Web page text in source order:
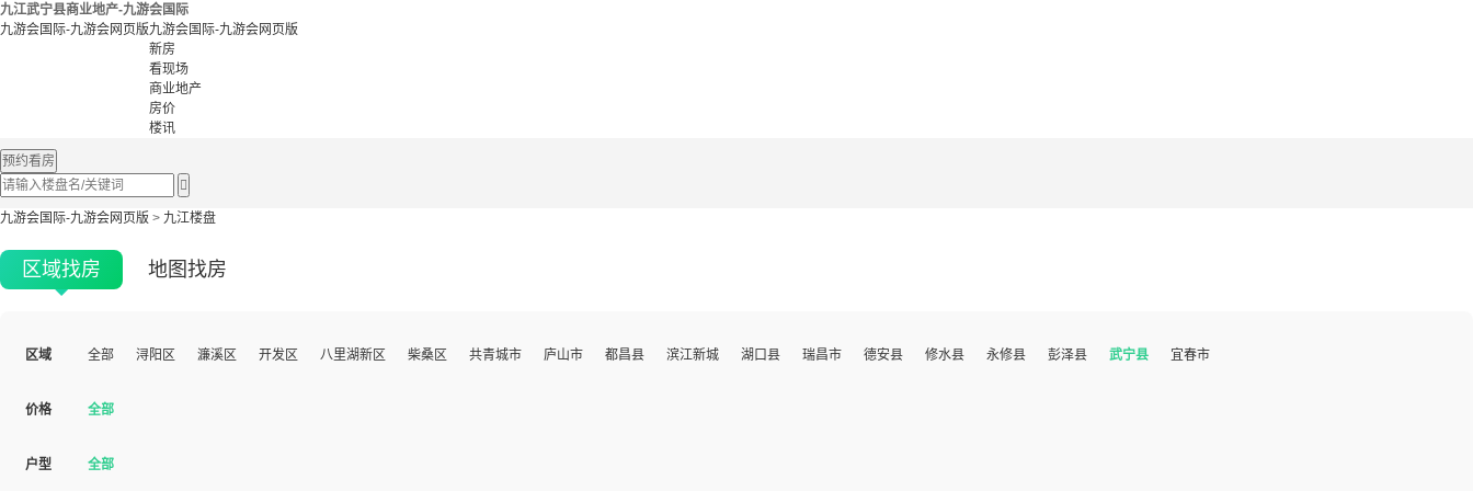
九江武宁县商业地产-九游会国际
九游会国际-九游会网页版九游会国际-九游会网页版
新房
看现场
商业地产
房价
楼讯
预约看房

九游会国际-九游会网页版 > 九江楼盘
区域找房 地图找房
区域 全部 浔阳区 濂溪区 开发区 八里湖新区 柴桑区 共青城市 庐山市 都昌县 滨江新城 湖口县 瑞昌市 德安县 修水县 永修县 彭泽县 武宁县 宜春市
价格 全部
户型 全部